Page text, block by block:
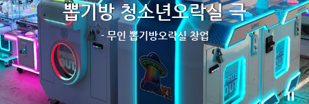
뽑기방 청소년오락실 극
- 무인 뽑기방오락실 창업